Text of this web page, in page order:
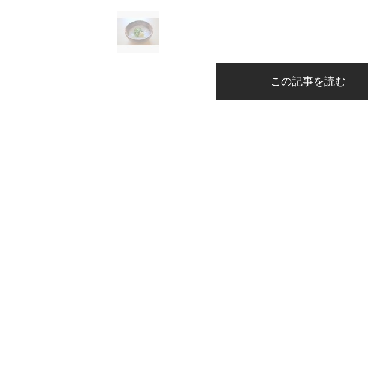
この記事を読む